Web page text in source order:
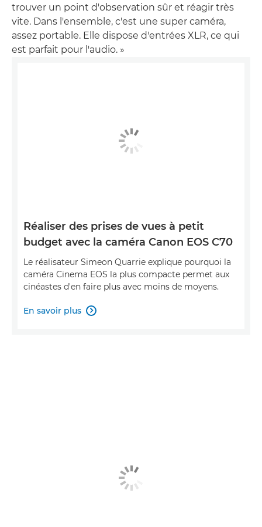
trouver un point d'observation sûr et réagir très
vite. Dans l'ensemble, c'est une super caméra,
assez portable. Elle dispose d'entrées XLR, ce qui
est parfait pour l'audio. »
Réaliser des prises de vues à petit
budget avec la caméra Canon EOS C70
Le réalisateur Simeon Quarrie explique pourquoi la
caméra Cinema EOS la plus compacte permet aux
cinéastes d'en faire plus avec moins de moyens.
En savoir plus 